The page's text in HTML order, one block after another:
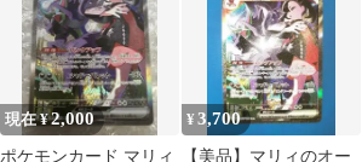
現在 ¥2,000
ポケモンカード マリィ
¥3,700
【美品】マリィのオー